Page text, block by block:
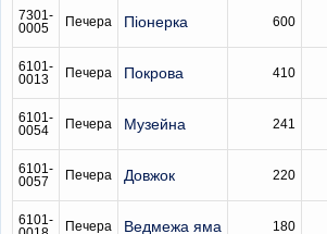
7301-
0005
Печера Піонерка 600
6101-
0013
Печера Покрова 410
6101-
0054
Печера Музейна 241
6101-
0057
Печера Довжок 220
6101-
Печера Ведмежа яма 180